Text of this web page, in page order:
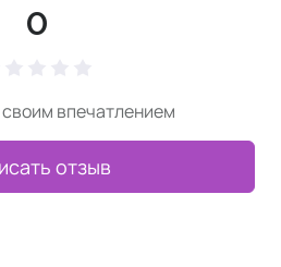
0
впечатлением
отзыв